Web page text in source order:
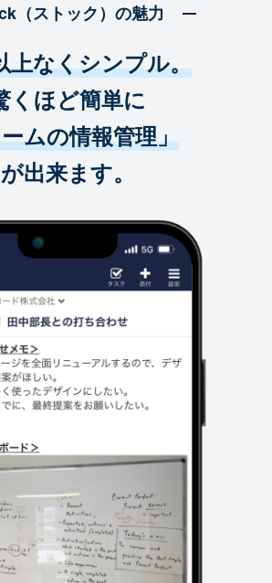
（ストック）の魅力
上なくシンプル。
くほど簡単に
ムの情報管理」
が出来ます。